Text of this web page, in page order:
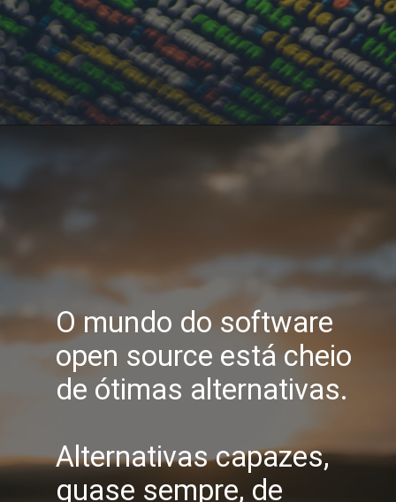
O mundo do software
open source está cheio
de ótimas alternativas.
Alternativas capazes,
quase sempre, de